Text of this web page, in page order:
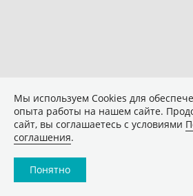
Мы используем Сookies для
опыта работы на нашем сайте.
сайт, вы соглашаетесь с условиями
соглашения.
Понятно